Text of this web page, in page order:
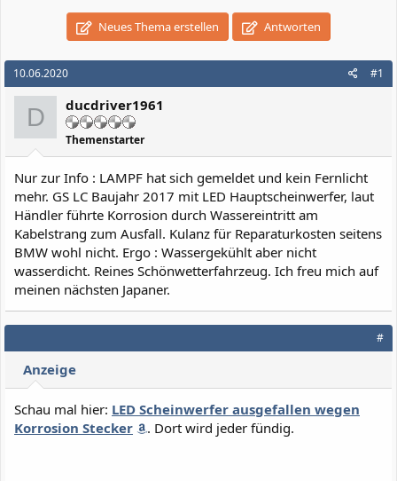
Neues Thema erstellen Antworten
10.06.2020 #1
D ducdriver1961
Themenstarter
Nur zur Info : LAMPF hat sich gemeldet und kein Fernlicht
mehr. GS LC Baujahr 2017 mit LED Hauptscheinwerfer, laut
Händler führte Korrosion durch Wassereintritt am
Kabelstrang zum Ausfall. Kulanz für Reparaturkosten seitens
BMW wohl nicht. Ergo : Wassergekühlt aber nicht
wasserdicht. Reines Schönwetterfahrzeug. Ich freu mich auf
meinen nächsten Japaner.
#
Anzeige
Schau mal hier: LED Scheinwerfer ausgefallen wegen
Korrosion Stecker
. Dort wird jeder fündig.